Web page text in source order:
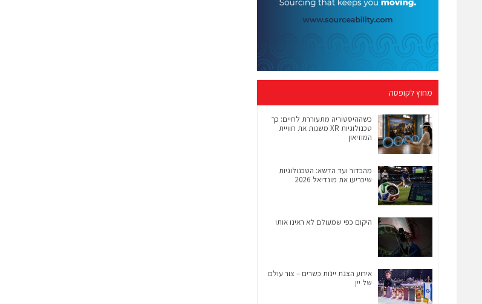
מחוץ לקופסה
כשההיסטוריה מתעוררת לחיים: כך
טכנולוגיות XR משנות את חוויית
המוזיאון
מהכדור ועד הדשא: הטכנולוגיות
שיכריעו את מונדיאל 2026
היקום כפי שמעולם לא ראינו אותו
אירוע הצגת יינות כשרים – צור עולם
של יין